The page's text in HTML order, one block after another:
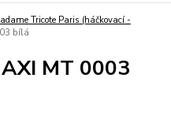
Tricote Paris (háčkovací -
bílá
MT 0003